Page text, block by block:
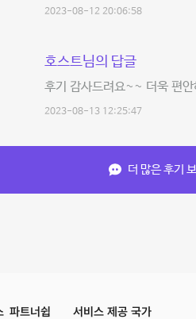
2023-08-12 20:06:58
호스트님의 답글
후기 감사드려요~~ 더욱 편
2023-08-13 12:25:47
더 많은 후기 보
파트너쉽 서비스 제공 국가